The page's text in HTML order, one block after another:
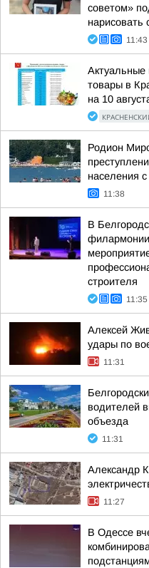
советом»
нарисовать
11:43
Актуальные
товары в
на 10
Родион
населения с
11:38
В
филармонии
строителя
11:35
Алексей
удары по
11:31
водителей
объезда
11:31
Александр
11:27
В Одессе